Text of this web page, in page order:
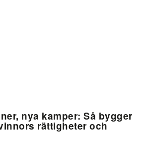
nya kamper: Så bygger
rättigheter och